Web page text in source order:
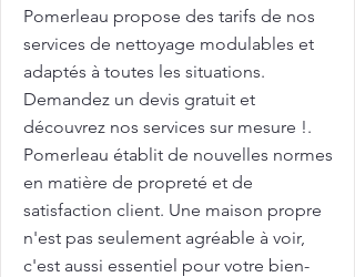
Pomerleau propose des tarifs de nos
services de nettoyage modulables et
adaptés à toutes les situations.
Demandez un devis gratuit et
découvrez nos services sur mesure !.
Pomerleau établit de nouvelles normes
en matière de propreté et de
satisfaction client. Une maison propre
n'est pas seulement agréable à voir,
c'est aussi essentiel pour votre bien-